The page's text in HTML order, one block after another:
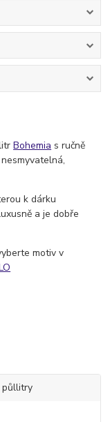
Bohemia s ručně
k dárku
a je dobře
motiv v
půllitry